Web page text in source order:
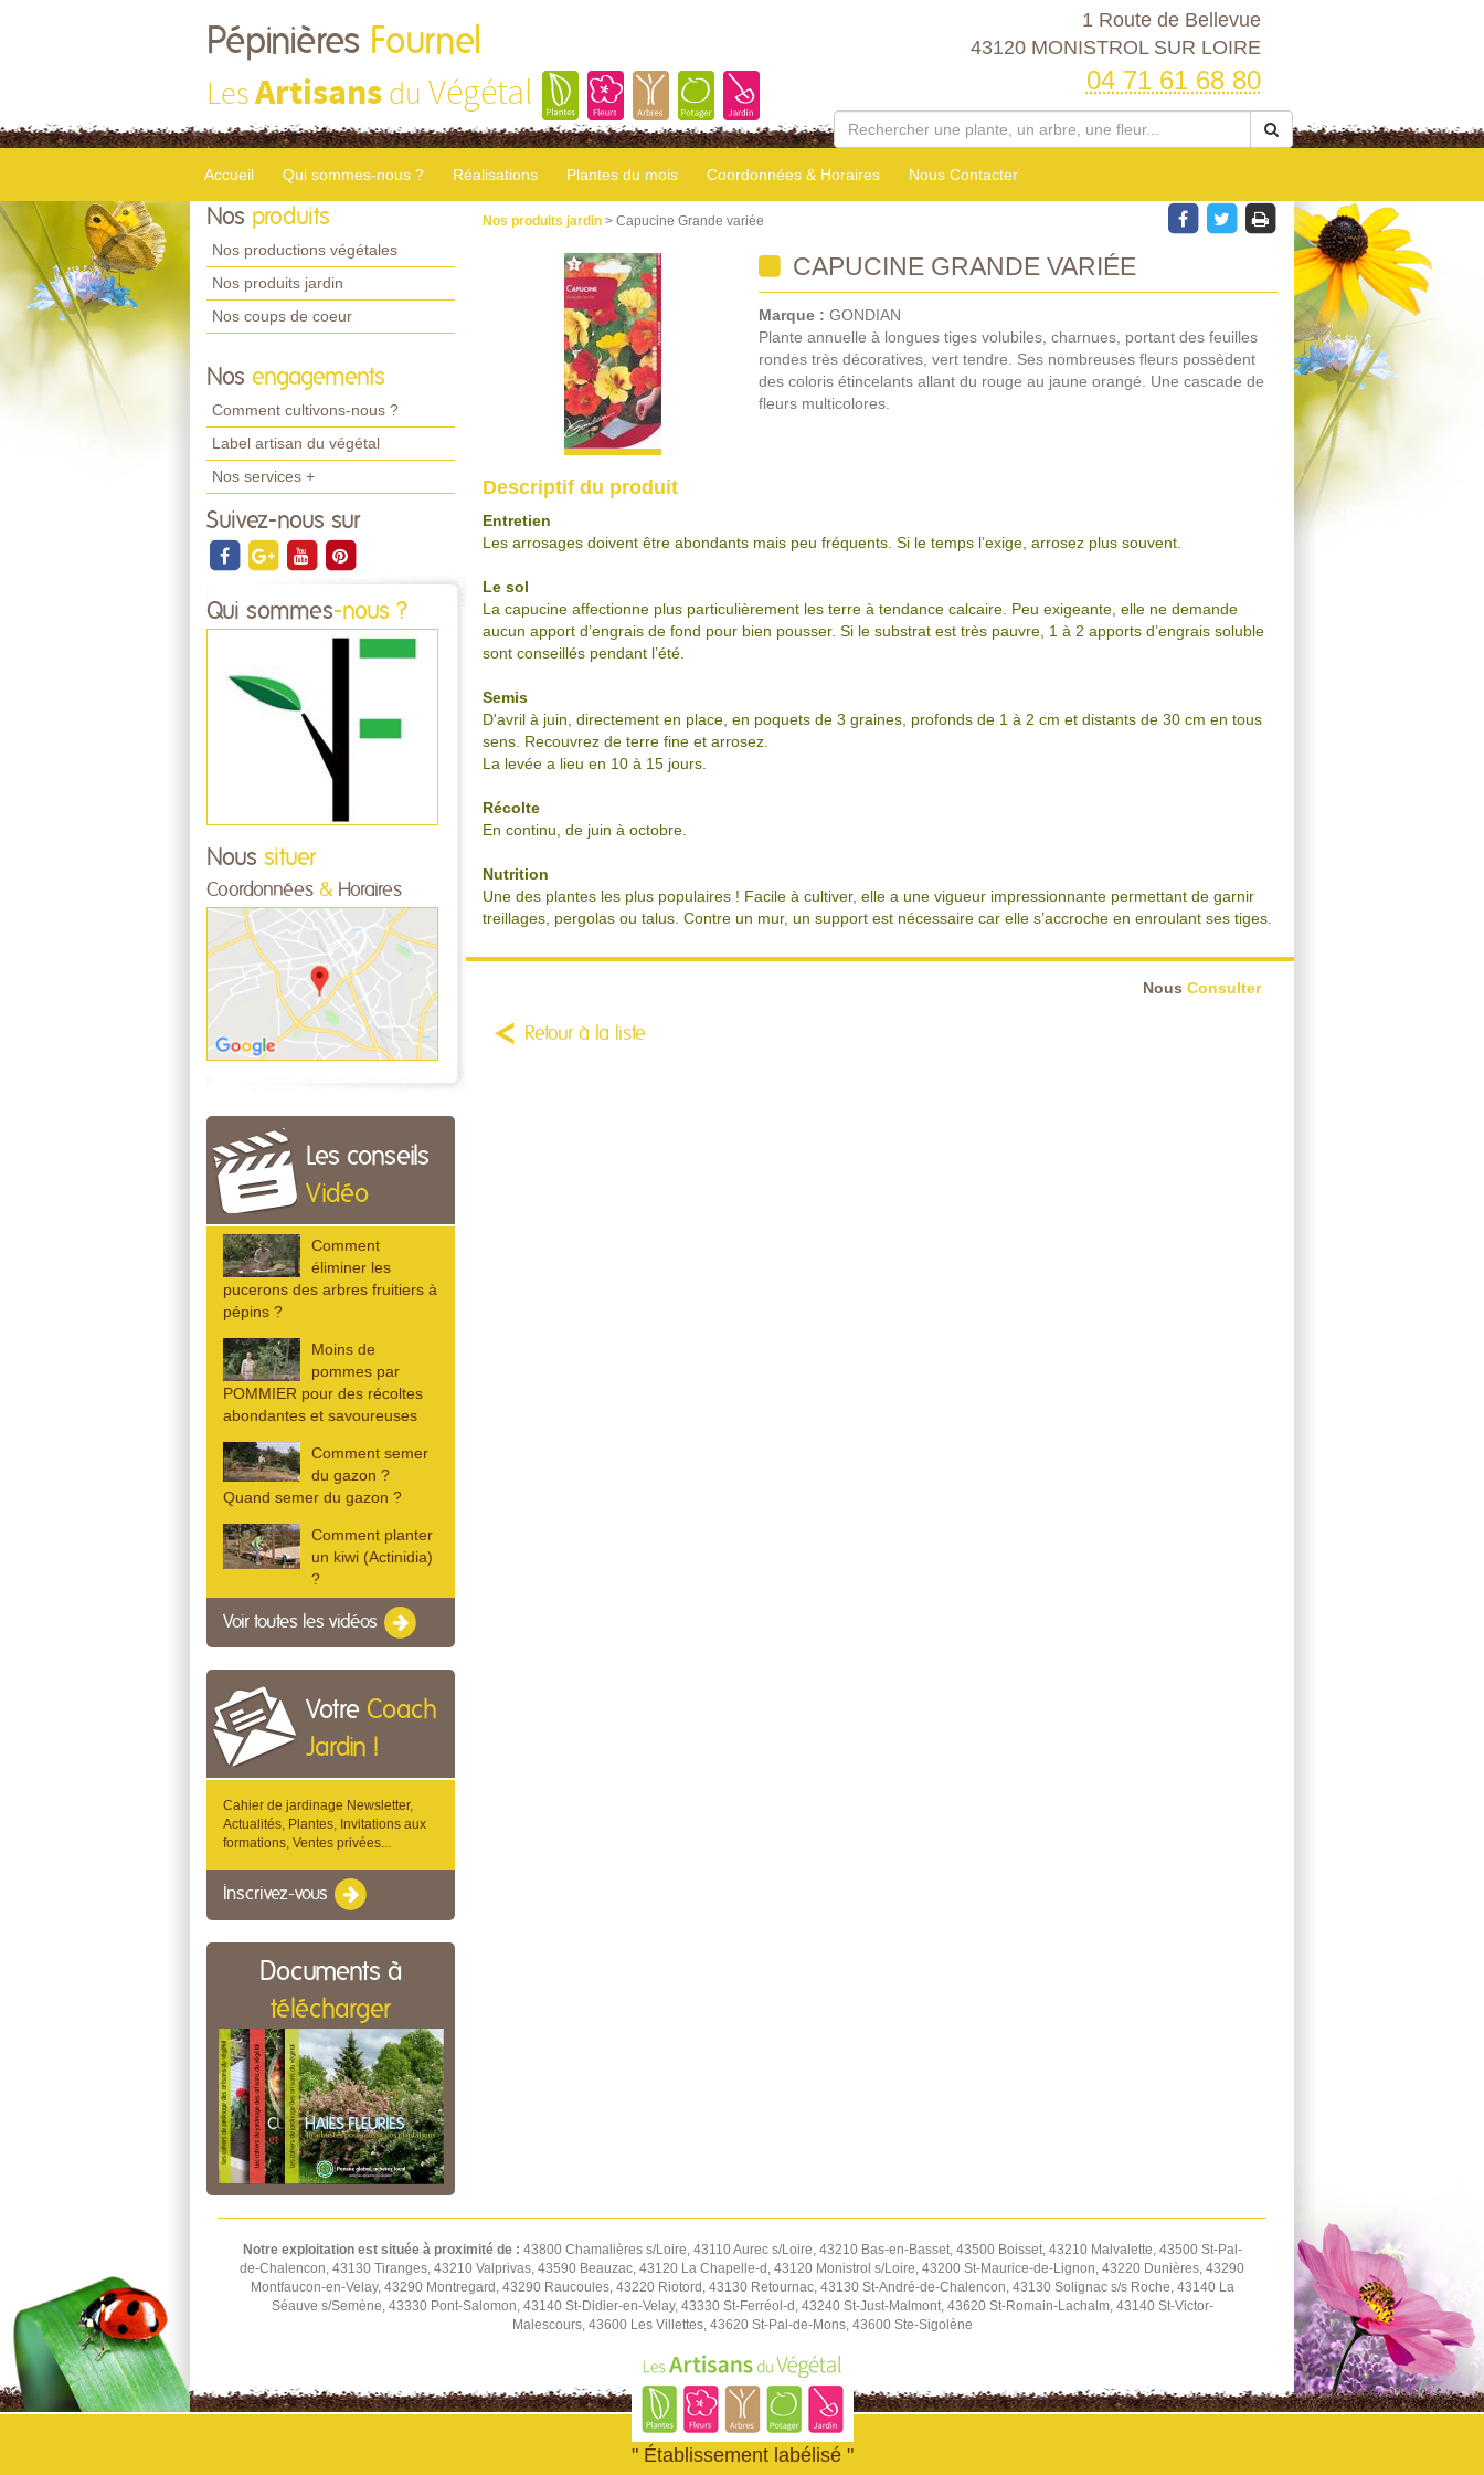
Pépinières Fournel
LesArtisans du Végétal
1 Route de Bellevue
43120 MONISTROL SUR LOIRE
04 71 61 68 80
Accueil Qui sommes-nous ? Réalisations Plantes du mois Coordonnées & Horaires Nous Contacter
Nos produits
Nos productions végétales
Nos produits jardin
Nos coups de coeur
Nos engagements
Comment cultivons-nous ?
Label artisan du végétal
Nos services +
Suivez-nous sur
Qui sommes-nous ?
Nous situer
Coordonnées & Horaires
Les conseils
Vidéo
Comment
éliminer les
pucerons des arbres fruitiers à
pépins ?
Moins de
pommes par
POMMIER pour des récoltes
abondantes et savoureuses
Comment semer
du gazon ?
Quand semer du gazon ?
Comment planter
un kiwi (Actinidia)
?
Voir toutes les vidéos
Votre Coach
Jardin !
Cahier de jardinage Newsletter,
Actualités, Plantes, Invitations aux
formations, Ventes privées...
Inscrivez-vous
Documents à
télécharger
Nos produits jardin > Capucine Grande variée
CAPUCINE GRANDE VARIÉE
Marque : GONDIAN
Plante annuelle à longues tiges volubiles, charnues, portant des feuilles
rondes très décoratives, vert tendre. Ses nombreuses fleurs possèdent
des coloris étincelants allant du rouge au jaune orangé. Une cascade de
fleurs multicolores.
Descriptif du produit
Entretien
Les arrosages doivent être abondants mais peu fréquents. Si le temps l’exige, arrosez plus souvent.
Le sol
La capucine affectionne plus particulièrement les terre à tendance calcaire. Peu exigeante, elle ne demande
aucun apport d’engrais de fond pour bien pousser. Si le substrat est très pauvre, 1 à 2 apports d’engrais soluble
sont conseillés pendant l’été.
Semis
D'avril à juin, directement en place, en poquets de 3 graines, profonds de 1 à 2 cm et distants de 30 cm en tous
sens. Recouvrez de terre fine et arrosez.
La levée a lieu en 10 à 15 jours.
Récolte
En continu, de juin à octobre.
Nutrition
Une des plantes les plus populaires ! Facile à cultiver, elle a une vigueur impressionnante permettant de garnir
treillages, pergolas ou talus. Contre un mur, un support est nécessaire car elle s’accroche en enroulant ses tiges.
Nous Consulter
Retour à la liste
Notre exploitation est située à proximité de : 43800 Chamalières s/Loire, 43110 Aurec s/Loire, 43210 Bas-en-Basset, 43500 Boisset, 43210 Malvalette, 43500 St-Pal-
de-Chalencon, 43130 Tiranges, 43210 Valprivas, 43590 Beauzac, 43120 La Chapelle-d, 43120 Monistrol s/Loire, 43200 St-Maurice-de-Lignon, 43220 Dunières, 43290
Montfaucon-en-Velay, 43290 Montregard, 43290 Raucoules, 43220 Riotord, 43130 Retournac, 43130 St-André-de-Chalencon, 43130 Solignac s/s Roche, 43140 La
Séauve s/Semène, 43330 Pont-Salomon, 43140 St-Didier-en-Velay, 43330 St-Ferréol-d, 43240 St-Just-Malmont, 43620 St-Romain-Lachalm, 43140 St-Victor-
Malescours, 43600 Les Villettes, 43620 St-Pal-de-Mons, 43600 Ste-Sigolène
" Établissement labélisé "